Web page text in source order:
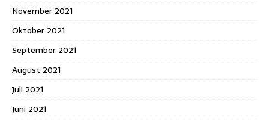
November 2021
Oktober 2021
September 2021
August 2021
Juli 2021
Juni 2021